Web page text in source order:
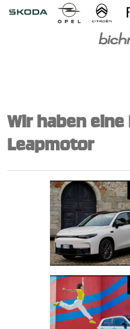
Wir haben
Leapmotor